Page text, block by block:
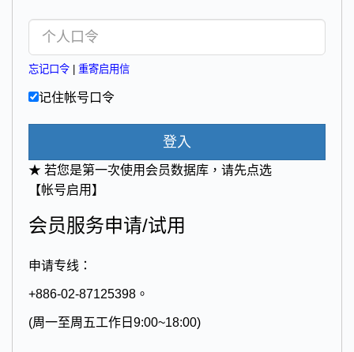
忘记口令 重寄启用信
记住帐号口令
登入
★ 若您是第一次使用会员数据库，请先点选
【帐号启用】
会员服务申请/试用
申请专线：
+886-02-87125398。
(周一至周五工作日9:00~18:00)